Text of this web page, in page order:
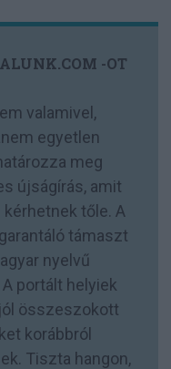
-OT
valamivel,
egyetlen
meg
újságírás, amit
tőle. A
támaszt
nyelvű
portált helyiek
összeszokott
korábbról
Tiszta hangon,